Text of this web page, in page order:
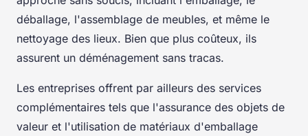
déballage, l'assemblage de meubles, et même le
nettoyage des lieux. Bien que plus coûteux, ils
assurent un déménagement sans tracas.
Les entreprises offrent par ailleurs des services
complémentaires tels que l'assurance des objets de
valeur et l'utilisation de matériaux d'emballage